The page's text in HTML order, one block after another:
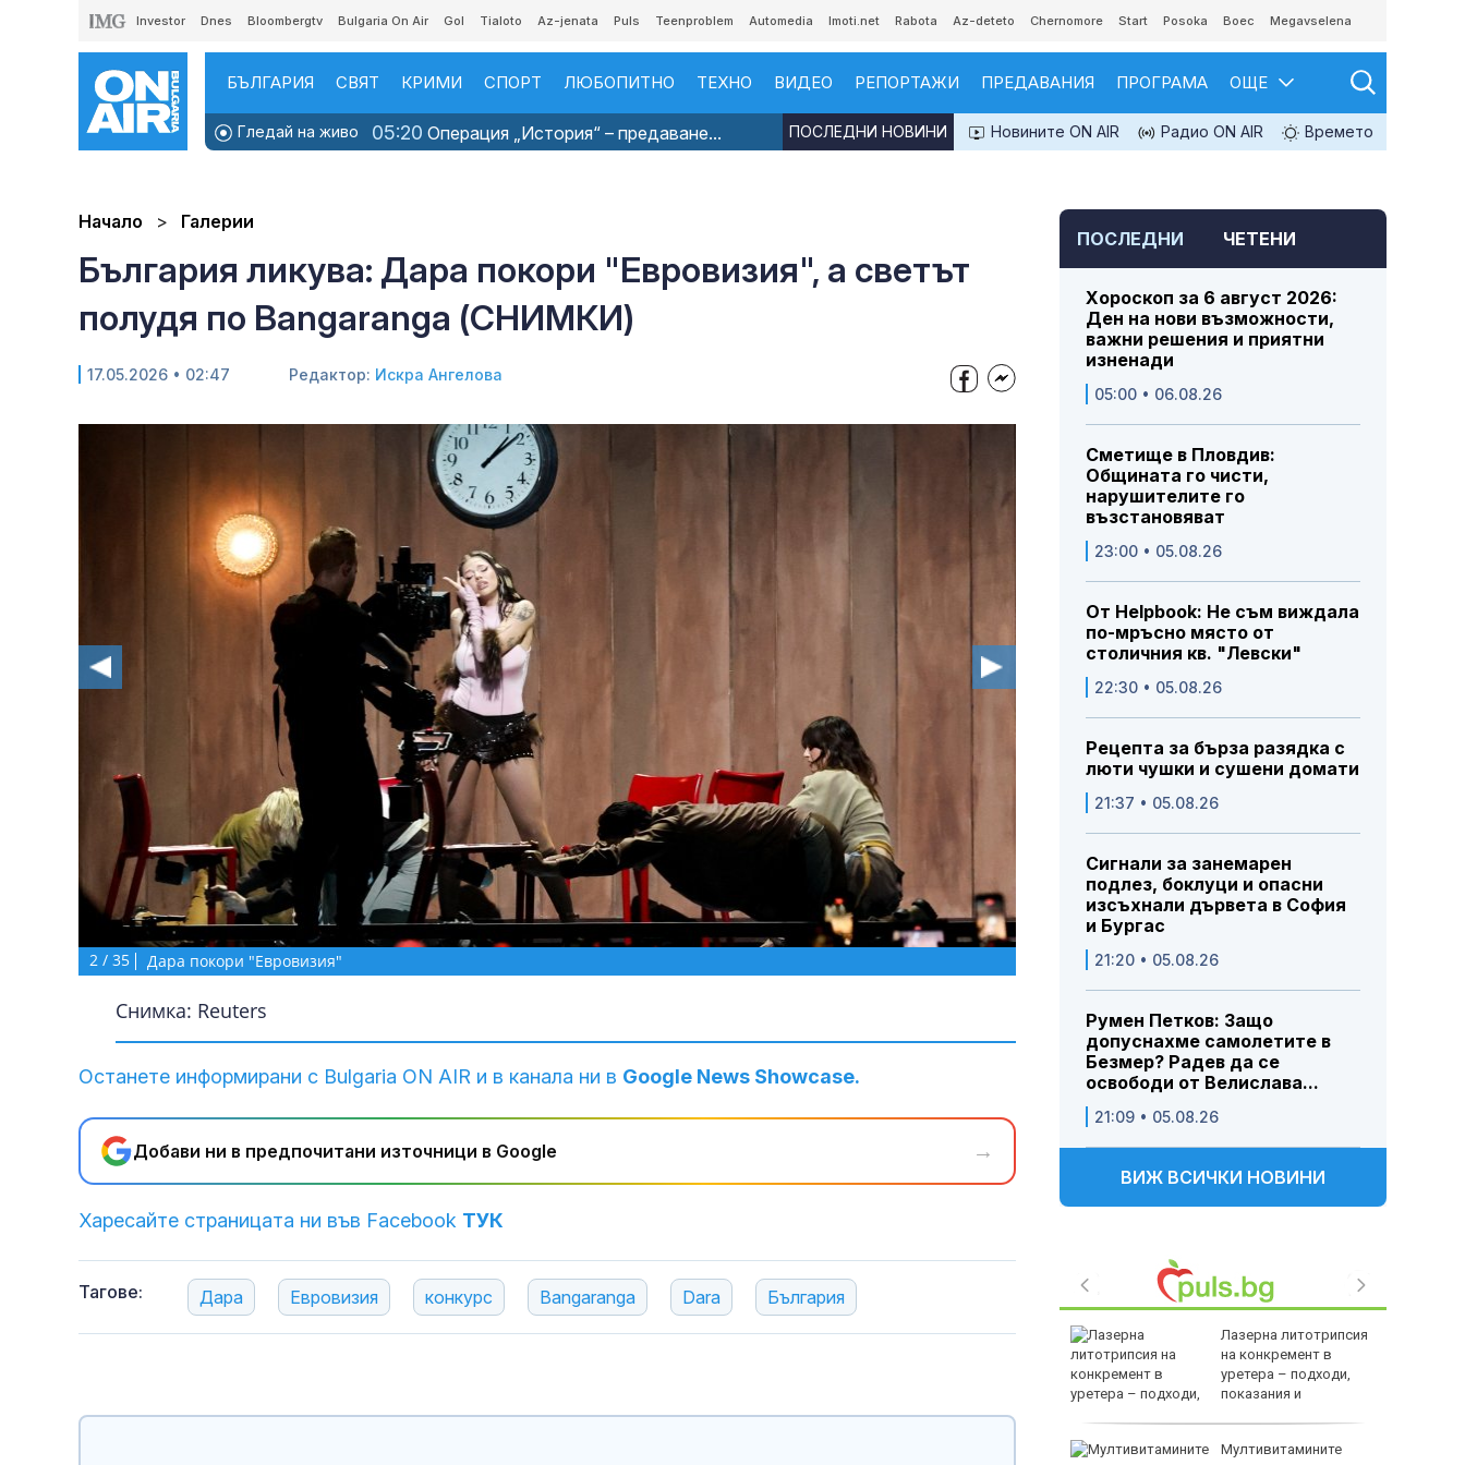
Investor Dnes Bloombergtv Bulgaria On Air Gol Tialoto Az-jenata Puls Teenproblem Automedia Imoti.net Rabota Az-deteto Chernomore Start Posoka Boec Megavselena
БЪЛГАРИЯ СВЯТ КРИМИ СПОРТ ЛЮБОПИТНО ТЕХНО ВИДЕО РЕПОРТАЖИ ПРЕДАВАНИЯ ПРОГРАМА ОЩЕ
Гледай на живо 05:20 Операция „История“ – предаване... Новините ON AIR Радио ON AIR Времето
ПОСЛЕДНИ НОВИНИ
Начало Галерии
България ликува: Дара покори "Евровизия", а светът
полудя по Bangaranga (СНИМКИ)
17.05.2026 • 02:47 Редактор: Искра Ангелова
2 / 35 Дара покори "Евровизия"
Снимка: Reuters
Останете информирани с Bulgaria ON AIR и в канала ни в Google News Showcase.
Добави ни в предпочитани източници в Google →
Харесайте страницата ни във Facebook ТУК
Тагове: Дара Евровизия конкурс Bangaranga Dara България
ПОСЛЕДНИ ЧЕТЕНИ
Хороскоп за 6 август 2026:
Ден на нови възможности,
важни решения и приятни
изненади
05:00 • 06.08.26
Сметище в Пловдив:
Общината го чисти,
нарушителите го
възстановяват
23:00 • 05.08.26
От Helpbook: Не съм виждала
по-мръсно място от
столичния кв. "Левски"
22:30 • 05.08.26
Рецепта за бърза разядка с
люти чушки и сушени домати
21:37 • 05.08.26
Сигнали за занемарен
подлез, боклуци и опасни
изсъхнали дървета в София
и Бургас
21:20 • 05.08.26
Румен Петков: Защо
допуснахме самолетите в
Безмер? Радев да се
освободи от Велислава...
21:09 • 05.08.26
ВИЖ ВСИЧКИ НОВИНИ
Как християнството и
Лазерна литотрипсия
на конкремент в
уретера – подходи,
показания и
Мултивитамините